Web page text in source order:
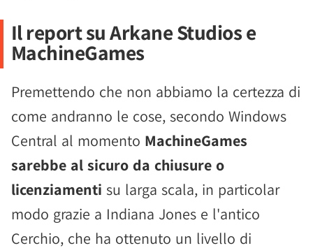
Il report su Arkane Studios e
MachineGames
Premettendo che non abbiamo la certezza di
come andranno le cose, secondo Windows
Central al momento MachineGames
sarebbe al sicuro da chiusure o
licenziamenti su larga scala, in particolar
modo grazie a Indiana Jones e l'antico
Cerchio, che ha ottenuto un livello di